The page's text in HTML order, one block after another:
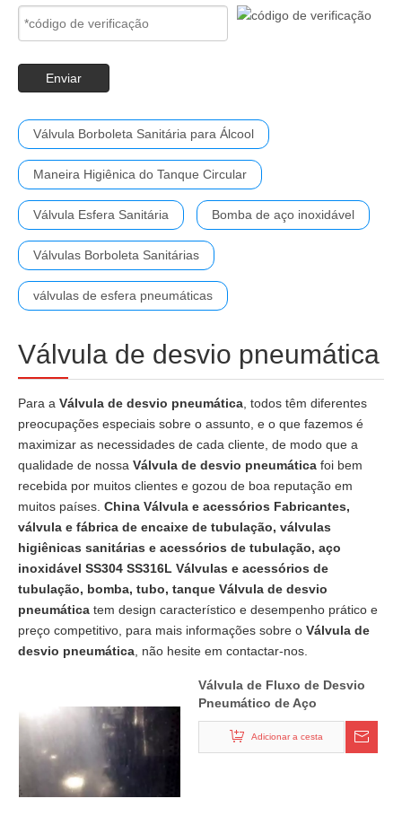
Enviar
Válvula Borboleta Sanitária para Álcool
Maneira Higiênica do Tanque Circular
Válvula Esfera Sanitária Bomba de aço inoxidável
Válvulas Borboleta Sanitárias
válvulas de esfera pneumáticas
Válvula de desvio pneumática
Para a Válvula de desvio pneumática , todos têm diferentes
preocupações especiais sobre o assunto, e o que fazemos é
maximizar as necessidades de cada cliente, de modo que a
qualidade de nossa Válvula de desvio pneumática foi bem
recebida por muitos clientes e gozou de boa reputação em
muitos países. China Válvula e acessórios Fabricantes,
válvula e fábrica de encaixe de tubulação, válvulas
higiênicas sanitárias e acessórios de tubulação, aço
inoxidável SS304 SS316L Válvulas e acessórios de
tubulação, bomba, tubo, tanque Válvula de desvio
pneumática tem design característico e desempenho prático e
preço competitivo, para mais informações sobre o Válvula de
desvio pneumática , não hesite em contactar-nos.
Válvula de Fluxo de Desvio
Pneumático de Aço
Inoxidável Sanitário SS304
SS316L LAdicionar a cesta